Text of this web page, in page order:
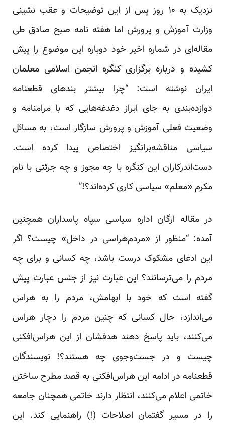
نزدیک به ۱۰ روز پس از این توضیحات و عقب نشینی
وزارت آموزش و پرورش اما هفته نامه صبح صادق طی
مقاله‌ای در شماره اخیر خود دوباره این موضوع را پیش
کشیده و درباره برگزاری کنگره انجمن اسلامی معلمان
ایران نوشته است: “چرا بیشتر بندهای قطعنامه
دوازده‌بندی به جای ابراز دغدغه‌هایی که با مرامنامه و
وضعیت فعلی آموزش و پرورش سازگار است، به مسائل
سیاسی مناقشه‌برانگیز اختصاص پیدا کرده است.
دست‌اندرکاران این کنگره با چه مجوز و چه جرئتی با نام
مکرم «معلم» سیاسی کاری کرده‌اند؟!”
در مقاله ارگان اداره سیاسی سپاه پاسداران همچنین
آمده: “منظور از «مردم‌هراسی در داخل» چیست؟ اگر
این ادعای مشکوک درست باشد، ‌چه کسانی و برای چه
مردم را می‌ترسانند؟ این عبارت نیز از جنس عبارت پیش
گفته است که خود با ابهامش، مردم را به هراس
می‌اندازد، حال کسانی که چنین مردم را دچار هراس
می‌کنند، باید پاسخ دهند هدفشان از این هراس‌افکنی
چیست و در جست‌وجوی چه هستند؟! نویسندگان
قطعنامه در ادامه این هراس‌افکنی به قصد مطرح ساختن
خاتمی اعلام می‌کنند، انتظار دارند خاتمی همچنان جامعه
را در مسیر گفتمان اصلاحات (!) راهنمایی کند. این